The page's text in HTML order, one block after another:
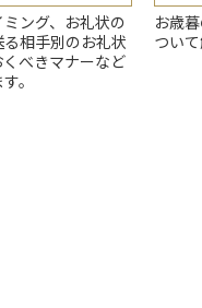
ング、お礼状の
相手別のお礼状
べきマナーなど
。
お歳
ついて